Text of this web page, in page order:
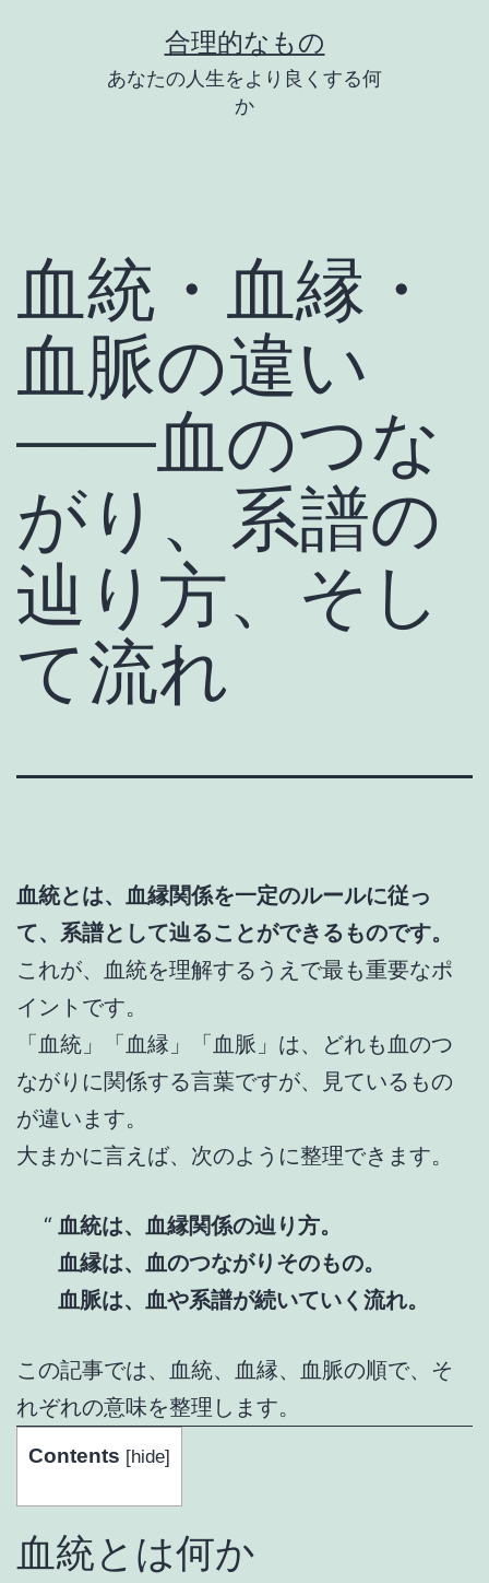
ッ
合理的なもの
あなたの人生をより良くする何
か
血統・血縁・
血脈の違い
——血のつな
がり、系譜の
辿り方、そし
て流れ
血統とは、血縁関係を一定のルールに従っ
て、系譜として辿ることができるものです。
これが、血統を理解するうえで最も重要なポ
イントです。
「血統」「血縁」「血脈」は、どれも血のつ
ながりに関係する言葉ですが、見ているもの
が違います。
大まかに言えば、次のように整理できます。
血統は、血縁関係の辿り方。
血縁は、血のつながりそのもの。
血脈は、血や系譜が続いていく流れ。
この記事では、血統、血縁、血脈の順で、そ
れぞれの意味を整理します。
Contents [hide]
血統とは何か